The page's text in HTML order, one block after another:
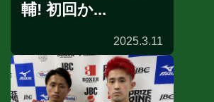
輔! 初回か...
2025.3.11